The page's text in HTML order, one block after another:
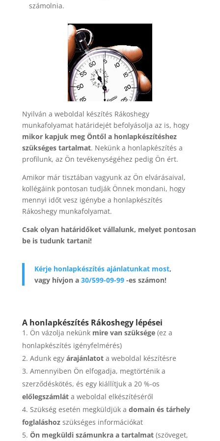
számolnia.
Nyilván a weboldal készítés Rákoshegy
munkafolyamat határidejét befolyásolja az is, hogy
mikor kapjuk meg Öntől a honlapkészítéshez
szükséges tartalmat. Nekünk a honlapkészítés a
profilunk, az Ön tevékenységéhez pedig Ön ért.
Amikor már tisztában vagyunk az Ön elvárásaival,
kollégáink pontosan tudják Önnek mondani, hogy
mennyi időt vesz igénybe a honlapkészítés
Rákoshegy munkafolyamat.
Csak olyan határidőket vállalunk, melyet pontosan
be is tudunk tartani!
Kérje honlapkészítés ajánlatunkat most,
vagy hívjon a 30/599-09-99-es számon!
A honlapkészítés Rákoshegy lépései
Ön vázolja nekünk mire van szüksége(ez a
honlapkészítés igényfelmérés)
Adunk egy árajánlatota weboldal készítésre
Amennyiben Ön elfogadja, megtörténik a
szerződéskötés, és egy kiállítjuk a 20 %-os
előlegszámláta weboldal elkészítéséről
Szükség esetén megküldjük a domain és tárhely
foglaláshozszükséges információkat
Ön megküldi számunkra a tartalmat(szöveget,